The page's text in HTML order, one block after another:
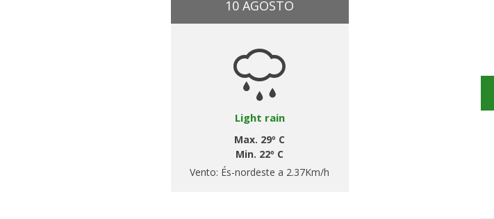
10 AGOSTO
Light rain
Max. 29º C
Min. 22º C
Vento: És-nordeste a 2.37Km/h